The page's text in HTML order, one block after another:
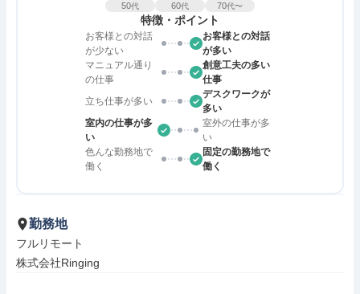
50代 60代 70代〜
特徴・ポイント
お客様との対話
が少ない
お客様との対話
が多い
マニュアル通り
の仕事
創意工夫の多い
仕事
立ち仕事が多い
デスクワークが
多い
室内の仕事が多
い
室外の仕事が多
い
色んな勤務地で
働く
固定の勤務地で
働く
勤務地
フルリモート
株式会社Ringing